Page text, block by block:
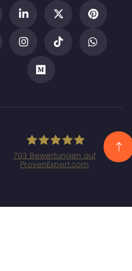
Marketing GmbH
703 Bewertungen auf
ProvenExpert.com